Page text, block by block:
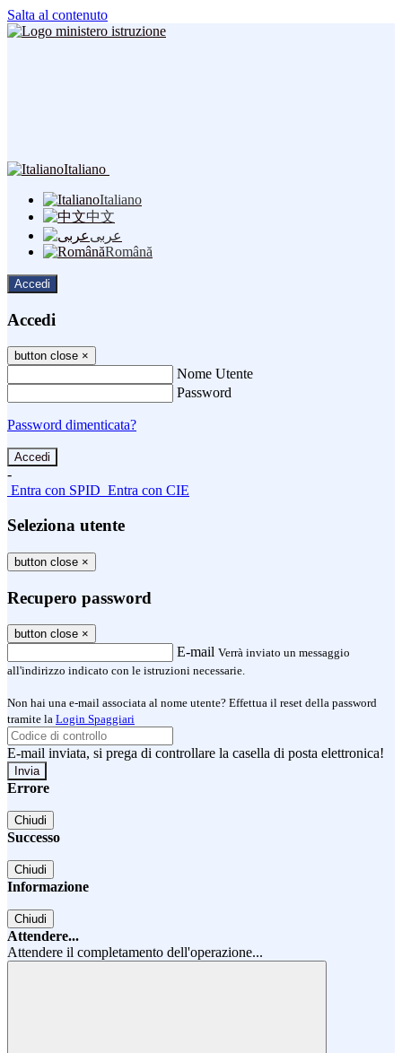
Salta al contenuto
Italiano
Italiano
中文
عربى
Română
Accedi
Accedi
button close ×
Nome Utente
Password
Password dimenticata?
-
Entra con SPID Entra con CIE
Seleziona utente
button close ×
Recupero password
button close ×
E-mail Verrà inviato un messaggio
all'indirizzo indicato con le istruzioni necessarie.
Non hai una e-mail associata al nome utente? Effettua il reset della password
tramite la Login Spaggiari
E-mail inviata, si prega di controllare la casella di posta elettronica!
Errore
Chiudi
Successo
Chiudi
Informazione
Chiudi
Attendere...
Attendere il completamento dell'operazione...